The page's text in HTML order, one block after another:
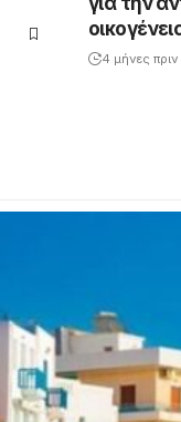
4 μήνες πριν